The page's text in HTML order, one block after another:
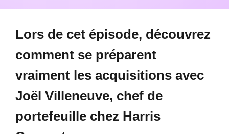
Lors de cet épisode, découvrez
comment se préparent
vraiment les acquisitions avec
Joël Villeneuve, chef de
portefeuille chez Harris